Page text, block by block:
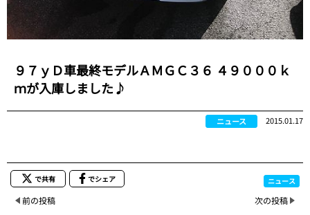
９７ｙＤ車最終モデルＡＭＧＣ３６ ４９０００ｋ
ｍが入庫しました♪
ニュース 2015.01.17
で共有 でシェア ニュース
前の投稿 次の投稿